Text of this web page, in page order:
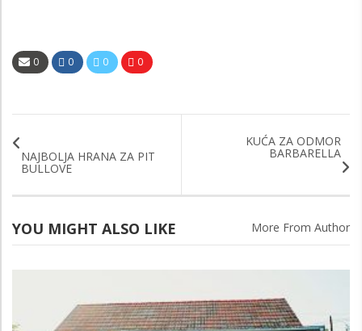
0 0 0 0
NAJBOLJA HRANA ZA PIT
BULLOVE
KUĆA ZA ODMOR
BARBARELLA
YOU MIGHT ALSO LIKE More From Author